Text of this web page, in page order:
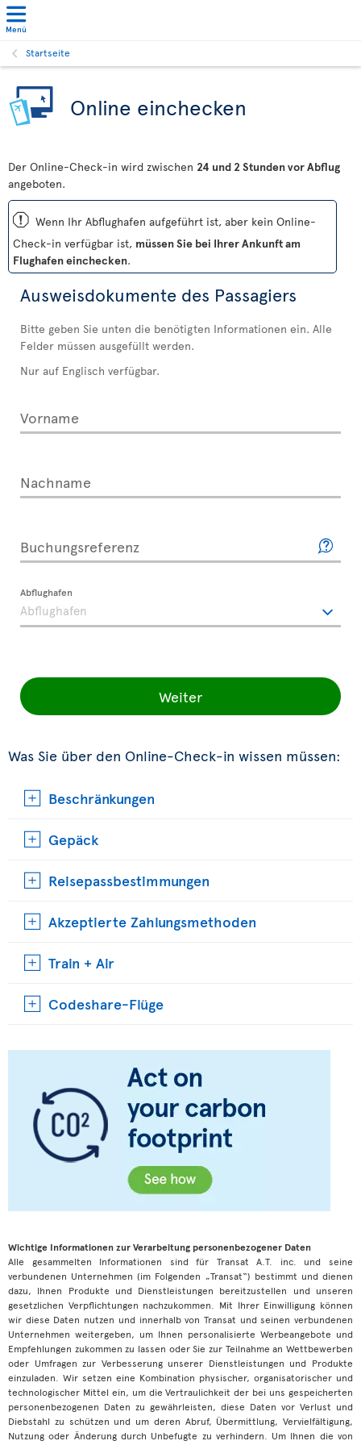
Menü
Startseite
Online einchecken
Der Online-Check-in wird zwischen 24 und 2 Stunden vor Abflug
angeboten.
ü Wenn Ihr Abflughafen aufgeführt ist, aber kein Online-
Check-in verfügbar ist, müssen Sie bei Ihrer Ankunft am
Flughafen einchecken.
Ausweisdokumente des Passagiers
Bitte geben Sie unten die benötigten Informationen ein. Alle
Felder müssen ausgefüllt werden.
Nur auf Englisch verfügbar.
Vorname
Nachname
Buchungsreferenz
Abflughafen
Weiter
Was Sie über den Online-Check-in wissen müssen:
Beschränkungen
Gepäck
Reisepassbestimmungen
Akzeptierte Zahlungsmethoden
Train + Air
Codeshare-Flüge
Wichtige Informationen zur Verarbeitung personenbezogener Daten
Alle gesammelten Informationen sind für Transat A.T. inc. und seine
verbundenen Unternehmen (im Folgenden „Transat“) bestimmt und dienen
dazu, Ihnen Produkte und Dienstleistungen bereitzustellen und unseren
gesetzlichen Verpflichtungen nachzukommen. Mit Ihrer Einwilligung können
wir diese Daten nutzen und innerhalb von Transat und seinen verbundenen
Unternehmen weitergeben, um Ihnen personalisierte Werbeangebote und
Empfehlungen zukommen zu lassen oder Sie zur Teilnahme an Wettbewerben
oder Umfragen zur Verbesserung unserer Dienstleistungen und Produkte
einzuladen. Wir setzen eine Kombination physischer, organisatorischer und
technologischer Mittel ein, um die Vertraulichkeit der bei uns gespeicherten
personenbezogenen Daten zu gewährleisten, diese Daten vor Verlust und
Diebstahl zu schützen und um deren Abruf, Übermittlung, Vervielfältigung,
Nutzung oder Änderung durch Unbefugte zu verhindern. Um Ihnen die von